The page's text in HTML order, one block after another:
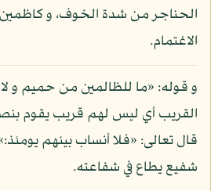
الحناجر من شدة الخوف، و
الاغتمام.
و قوله: «ما للظالمين من حميم و
القريب أي ليس لهم قريب يقوم
شفيع يطاع في شفاعته.